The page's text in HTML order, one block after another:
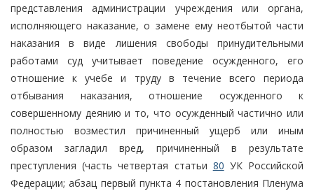
представления администрации учреждения или органа,
исполняющего наказание, о замене ему неотбытой части
наказания в виде лишения свободы принудительными
работами суд учитывает поведение осужденного, его
отношение к учебе и труду в течение всего периода
отбывания наказания, отношение осужденного к
совершенному деянию и то, что осужденный частично или
полностью возместил причиненный ущерб или иным
образом загладил вред, причиненный в результате
преступления (часть четвертая статьи 80 УК Российской
Федерации; абзац первый пункта 4 постановления Пленума